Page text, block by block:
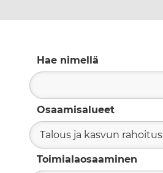
Hae nimellä
Osaamisalueet
Talous ja kasvun rahoitus
Toimialaosaaminen